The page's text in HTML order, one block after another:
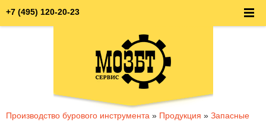
+7 (495) 120-20-23
Производство бурового инструмента » Продукция » Запасные